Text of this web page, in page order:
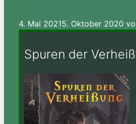
4. Mai 20215. Oktober 2020
Spuren der